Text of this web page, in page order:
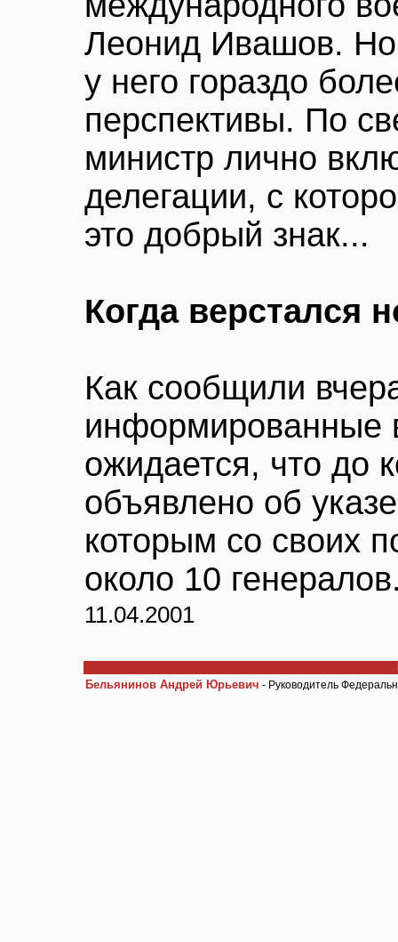
Леонид Ивашов. Но
у него гораздо
перспективы. По
министр лично
делегации, с
это добрый знак...
Когда верстался
Как сообщили
информированные
ожидается, что до
объявлено об
которым со своих
около 10
11.04.2001
Бельянинов Андрей Юрьевич - Руководитель